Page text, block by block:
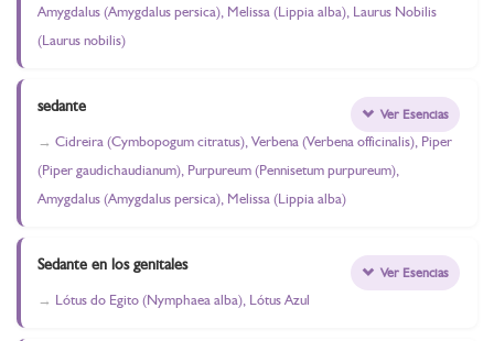
Amygdalus (Amygdalus persica), Melissa (Lippia alba), Laurus Nobilis
(Laurus nobilis)
sedante
Cidreira (Cymbopogum citratus), Verbena (Verbena officinalis), Piper
(Piper gaudichaudianum), Purpureum (Pennisetum purpureum),
Amygdalus (Amygdalus persica), Melissa (Lippia alba)
Ver Esencias
Sedante en los genitales
Lótus do Egito (Nymphaea alba), Lótus Azul
Ver Esencias